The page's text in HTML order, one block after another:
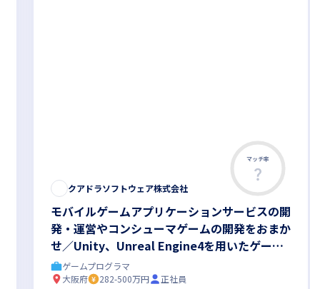
マッチ率
クアドラソフトウェア株式会社
モバイルゲームアプリケーションサービスの開
発・運営やコンシューマゲームの開発をおまか
せ／Unity、Unreal Engine4を用いたゲーム
開発の経験を活かしませんか
ゲームプログラマ
大阪府
282-500万円
正社員